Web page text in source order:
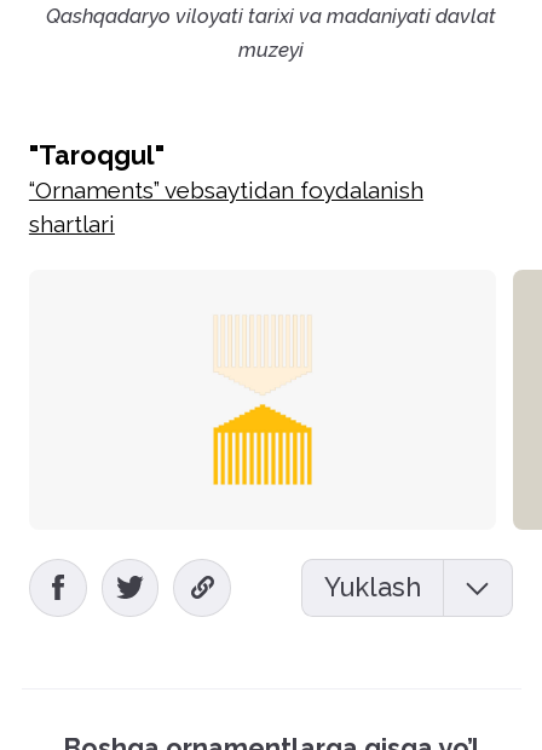
Qashqadaryo viloyati tarixi va madaniyati davlat
muzeyi
"Taroqgul"
“Ornaments” vebsaytidan foydalanish
shartlari
Yuklash